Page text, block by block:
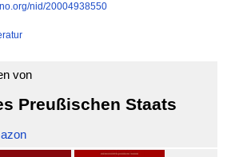
nid/20004938550
von
Preußischen Staats